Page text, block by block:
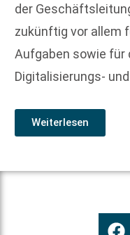
der
zukünftig vor allem
Aufgaben sowie für
Digitalisierungs-
Weiterlesen